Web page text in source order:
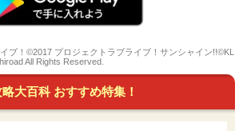
ブ！©2017 プロジェクトラブライブ！サンシャイン!!©KL
All Rights Reserved.
大百科 おすすめ特集！